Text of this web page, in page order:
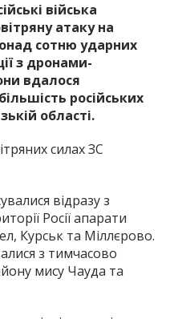
війська
атаку на
сотню ударних
з дронами-
вдалося
російських
області.
силах ЗС
відразу з
Росії апарати
Курськ та Міллєрово.
з тимчасово
мису Чауда та